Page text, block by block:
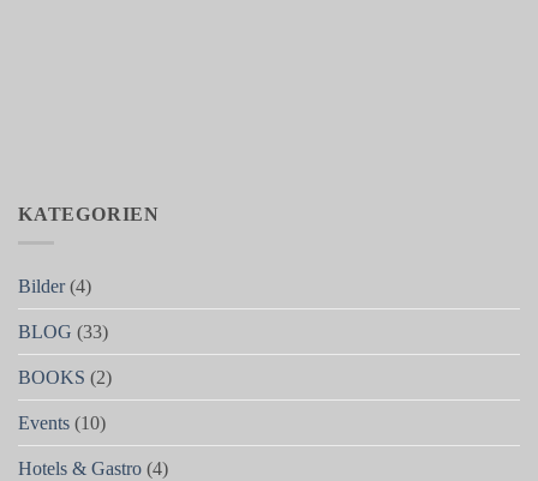
KATEGORIEN
Bilder(4)
BLOG (33)
BOOKS (2)
Events (10)
Hotels & Gastro (4)